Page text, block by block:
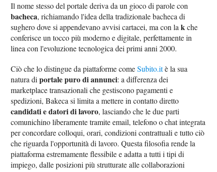
Il nome stesso del portale deriva da un gioco di parole con
bacheca, richiamando l'idea della tradizionale bacheca di
sughero dove si appendevano avvisi cartacei, ma con lakche
conferisce un tocco più moderno e digitale, perfettamente in
linea con l'evoluzione tecnologica dei primi anni 2000.
Ciò che lo distingue da piattaforme comeSubito.itè la sua
natura diportale puro di annunci: a differenza dei
marketplace transazionali che gestiscono pagamenti e
spedizioni, Bakeca si limita a mettere in contatto diretto
candidati e datori di lavoro, lasciando che le due parti
comunichino liberamente tramite email, telefono o chat integrata
per concordare colloqui, orari, condizioni contrattuali e tutto ciò
che riguarda l'opportunità di lavoro. Questa filosofia rende la
piattaforma estremamente flessibile e adatta a tutti i tipi di
impiego, dalle posizioni più strutturate alle collaborazioni